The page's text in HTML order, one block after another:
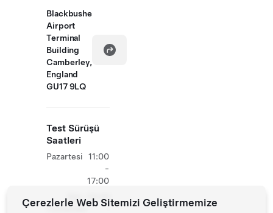
Blackbushe
Airport
Terminal
Building
Camberley,
England
GU17 9LQ
Test Sürüşü
Saatleri
Pazartesi
11:00
-
17:00
Cumartesi
10:00
-
Çerezlerle Web Sitemizi Geliştirmemize